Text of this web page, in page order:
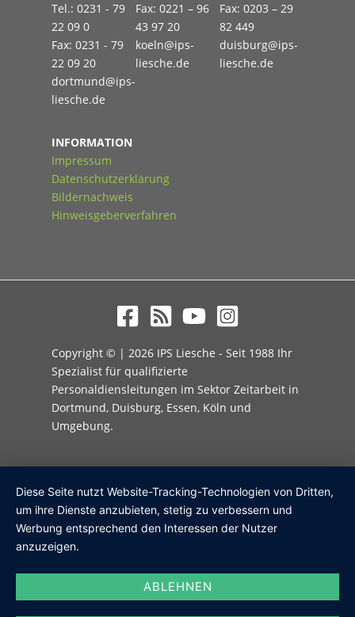
Tel.: 0231 - 79
22 09 0
Fax: 0231 - 79
22 09 20
dortmund@ips-
liesche.de
Fax: 0221 – 96
43 97 20
koeln@ips-
liesche.de
Fax: 0203 – 29
82 449
duisburg@ips-
liesche.de
INFORMATION
Impressum
Datenschutzerklärung
Bildernachweis
Hinweisgeberverfahren
Copyright © | 2026 IPS Liesche - Seit 1988 Ihr
Spezialist für qualifizierte
Personaldiensleitungen im Sektor Zeitarbeit in
Dortmund, Duisburg, Essen, Köln und
Umgebung.
Diese Seite nutzt Website-Tracking-Technologien von Dritten,
um ihre Dienste anzubieten, stetig zu verbessern und
Werbung entsprechend den Interessen der Nutzer
anzuzeigen.
ABLEHNEN